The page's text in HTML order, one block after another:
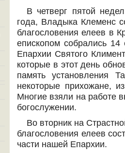
В четверг пятой
года, Владыка Клеменс
благословения елеев в
епископом собрались
Епархии Святого
которые в этот день
память установления
некоторые прихожане,
Многие взяли на работе
богослужении.
Во вторник на
благословения елеев
части нашей Епархии.